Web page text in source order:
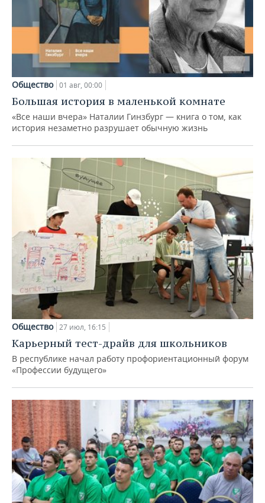
Общество 01 авг, 00:00
Большая история в маленькой комнате
«Все наши вчера» Наталии Гинзбург — книга о том, как
история незаметно разрушает обычную жизнь
Общество 27 июл, 16:15
Карьерный тест-драйв для школьников
В республике начал работу профориентационный форум
«Профессии будущего»